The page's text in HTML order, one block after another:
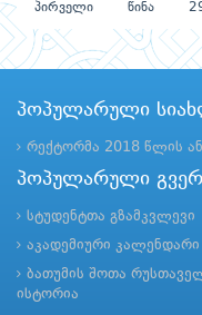
პირველი წინა
პოპულარული
რექტორმა 2018 წლის
პოპულარული
სტუდენტთა გზამკვლევი
აკადემიური კალენდარი
ბათუმის შოთა
ისტორია